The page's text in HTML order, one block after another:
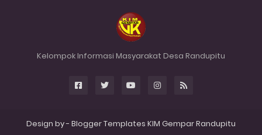
Kelompok Informasi Masyarakat Desa Randupitu
Design by - Blogger Templates KIM GemparRandupitu